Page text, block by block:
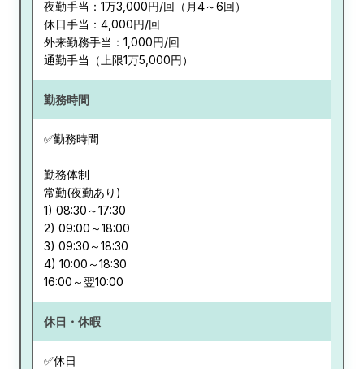
夜勤手当：1万3,000円/回（月4～6回）
休日手当：4,000円/回
外来勤務手当：1,000円/回
通勤手当（上限1万5,000円）
勤務時間
✅勤務時間
勤務体制
常勤(夜勤あり)
1) 08:30～17:30
2) 09:00～18:00
3) 09:30～18:30
4) 10:00～18:30
休日・休暇
✅休日